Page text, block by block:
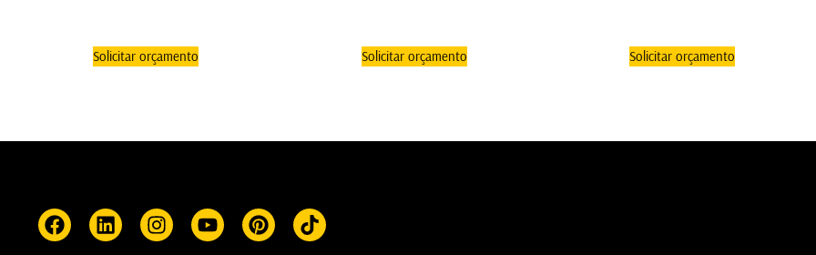
Solicitar orçamento Solicitar orçamento Solicitar orçamento